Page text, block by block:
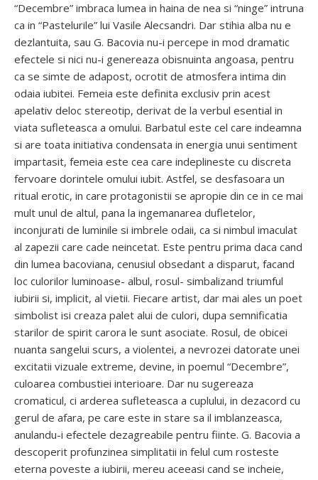
“Decembre” imbraca lumea in haina de nea si “ninge” intruna
ca in “Pastelurile” lui Vasile Alecsandri. Dar stihia alba nu e
dezlantuita, sau G. Bacovia nu-i percepe in mod dramatic
efectele si nici nu-i genereaza obisnuinta angoasa, pentru
ca se simte de adapost, ocrotit de atmosfera intima din
odaia iubitei. Femeia este definita exclusiv prin acest
apelativ deloc stereotip, derivat de la verbul esential in
viata sufleteasca a omului. Barbatul este cel care indeamna
si are toata initiativa condensata in energia unui sentiment
impartasit, femeia este cea care indeplineste cu discreta
fervoare dorintele omului iubit. Astfel, se desfasoara un
ritual erotic, in care protagonistii se apropie din ce in ce mai
mult unul de altul, pana la ingemanarea dufletelor,
inconjurati de luminile si imbrele odaii, ca si nimbul imaculat
al zapezii care cade neincetat. Este pentru prima daca cand
din lumea bacoviana, cenusiul obsedant a disparut, facand
loc culorilor luminoase- albul, rosul- simbalizand triumful
iubirii si, implicit, al vietii. Fiecare artist, dar mai ales un poet
simbolist isi creaza palet alui de culori, dupa semnificatia
starilor de spirit carora le sunt asociate. Rosul, de obicei
nuanta sangelui scurs, a violentei, a nevrozei datorate unei
excitatii vizuale extreme, devine, in poemul “Decembre”,
culoarea combustiei interioare. Dar nu sugereaza
cromaticul, ci arderea sufleteasca a cuplului, in dezacord cu
gerul de afara, pe care este in stare sa il imblanzeasca,
anulandu-i efectele dezagreabile pentru fiinte. G. Bacovia a
descoperit profunzinea simplitatii in felul cum rosteste
eterna poveste a iubirii, mereu aceeasi cand se incheie,